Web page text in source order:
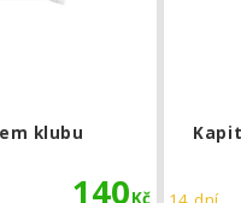
klubu
140Kč